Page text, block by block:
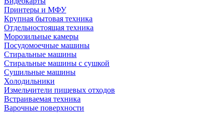
Принтеры и МФУ
Крупная бытовая техника
Отдельностоящая техника
Морозильные камеры
Посудомоечные машины
Стиральные машины
Стиральные машины с сушкой
Сушильные машины
Холодильники
Измельчители пищевых отходов
Встраиваемая техника
Варочные поверхности